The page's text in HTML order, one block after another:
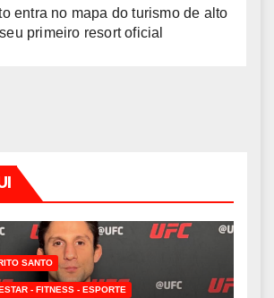
entra no mapa do turismo de alto
primeiro resort oficial
SANTO
- FITNESS - ESPORTE